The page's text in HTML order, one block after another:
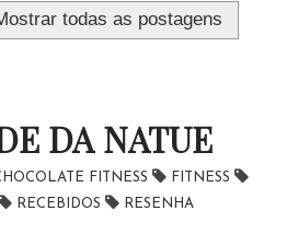
todas as postagens
DA NATUE
FITNESS
FITNESS
RECEBIDOS RESENHA